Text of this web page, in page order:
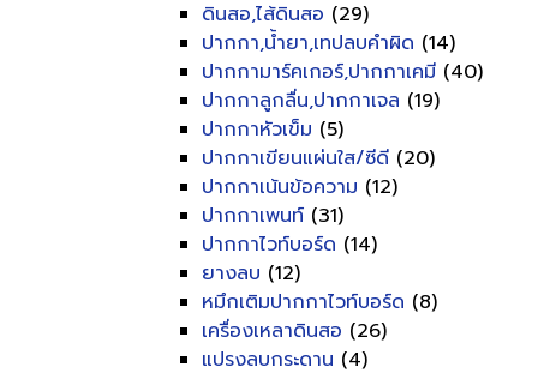
ดินสอ,ไส้ดินสอ (29)
ปากกา,น้ำยา,เทปลบคำผิด (14)
ปากกามาร์คเกอร์,ปากกาเคมี (40)
ปากกาลูกลื่น,ปากกาเจล (19)
ปากกาหัวเข็ม (5)
ปากกาเขียนแผ่นใส/ซีดี (20)
ปากกาเน้นข้อความ (12)
ปากกาเพนท์ (31)
ปากกาไวท์บอร์ด (14)
ยางลบ (12)
หมึกเติมปากกาไวท์บอร์ด (8)
เครื่องเหลาดินสอ (26)
แปรงลบกระดาน (4)